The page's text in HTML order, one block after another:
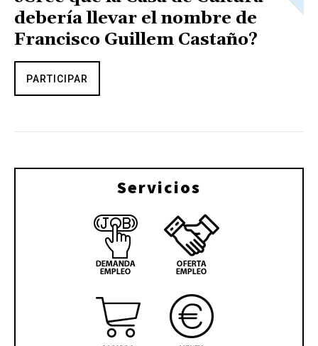
debería llevar el nombre de
Francisco Guillem Castaño?
PARTICIPAR
Servicios